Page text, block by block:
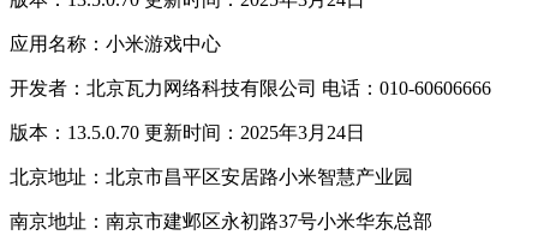
应用名称：小米游戏中心
开发者：北京瓦力网络科技有限公司 电话：010-60606666
版本：13.5.0.70 更新时间：2025年3月24日
北京地址：北京市昌平区安居路小米智慧产业园
南京地址：南京市建邺区永初路37号小米华东总部